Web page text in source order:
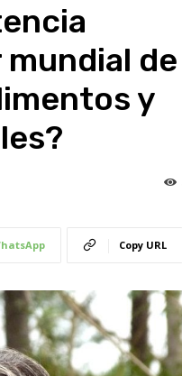
de
y
Copy URL